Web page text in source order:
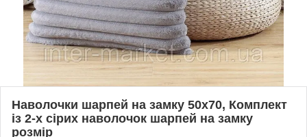
Наволочки шарпей на замку 50х70, Комплект
із 2-х сірих наволочок шарпей на замку
розмір